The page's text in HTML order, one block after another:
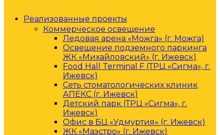
Реализованные проекты
Коммерческое освещение
Ледовая арена «Можга» (г. Можга)
Освещение подземного паркинга
ЖК «Михайловский» (г. Ижевск)
Food Hall Terminal F (ТРЦ «Сигма», г.
Ижевск)
Сеть стоматологических клиник
АПЕКС (г. Ижевск)
Детский парк (ТРЦ «Сигма», г.
Ижевск)
Офис в БЦ «Удмуртия» (г. Ижевск)
ЖК «Маэстро» (г. Ижевск)